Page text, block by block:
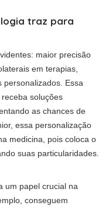
traz para
maior precisão
em terapias,
personalizados. Essa
soluções
as chances de
essa personalização
medicina, pois coloca o
suas particularidades.
um papel crucial na
conseguem